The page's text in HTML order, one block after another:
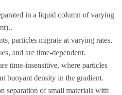
in a liquid column of varying
particles migrate at varying rates,
and are time-dependent.
time-insensitive, where particles
buoyant density in the gradient.
separation of small materials with